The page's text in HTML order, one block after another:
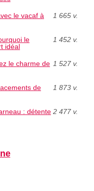
le vacaf à
1 665 v.
le
idéal
1 452 v.
le charme de 1 527 v.
de
1 873 v.
: détente 2 477 v.